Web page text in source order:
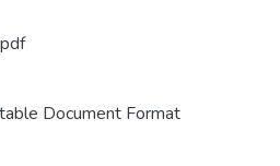
Document Format